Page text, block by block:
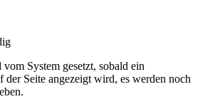
vom System gesetzt, sobald ein
der Seite angezeigt wird, es werden noch